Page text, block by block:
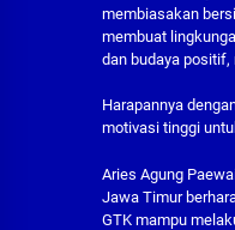
membiasakan
membuat
dan budaya positif,
Harapannya
motivasi tinggi
Aries Agung
Jawa Timur
GTK mampu